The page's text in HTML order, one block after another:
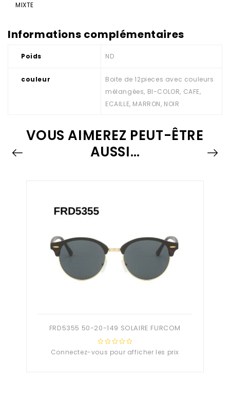
MIXTE
Informations complémentaires
Poids ND
couleur
Boite de 12pieces avec couleurs
mélangées, BI-COLOR, CAFE,
ECAILLE, MARRON, NOIR
VOUS AIMEREZ PEUT-ÊTRE
AUSSI…
FRD5355 50-20-149 SOLAIRE FURCOM
0
Connectez-vous pour afficher les prix